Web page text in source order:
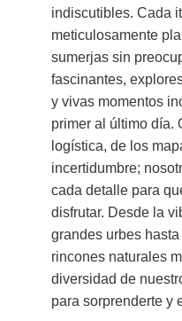
indiscutibles. Cada
meticulosamente
sumerjas sin
fascinantes,
y vivas momentos
primer al último día.
logística, de los
incertidumbre;
cada detalle para
disfrutar. Desde la
grandes urbes
rincones naturales
diversidad de
para sorprenderte y